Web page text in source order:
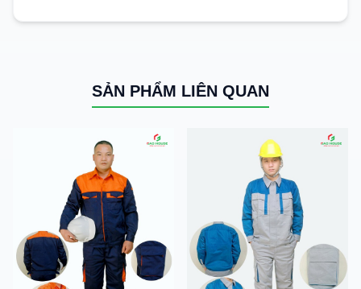
SẢN PHẨM LIÊN QUAN